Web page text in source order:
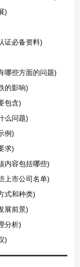
)
证必备资料)
哪些方面的问题)
的影响)
包含)
么问题)
例)
求)
内容包括哪些)
上市公司名单)
式和种类)
展前景)
分析)
)